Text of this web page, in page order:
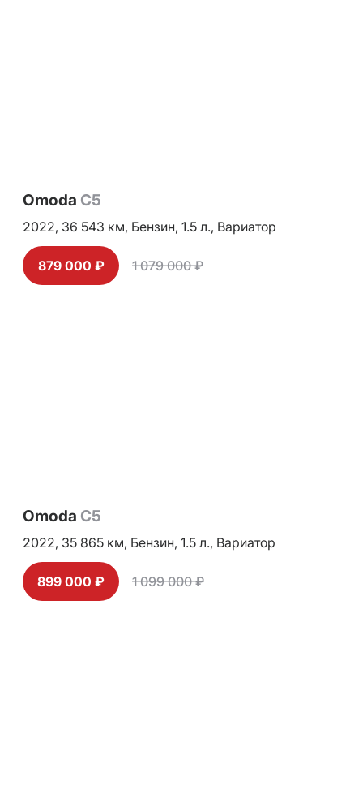
Omoda C5
2022, 36 543 км, Бензин, 1.5 л., Вариатор
879 000 ₽ 1 079 000 ₽
Omoda C5
2022, 35 865 км, Бензин, 1.5 л., Вариатор
899 000 ₽ 1 099 000 ₽